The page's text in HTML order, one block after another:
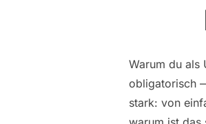
Warum du als
obligatorisch
stark: von